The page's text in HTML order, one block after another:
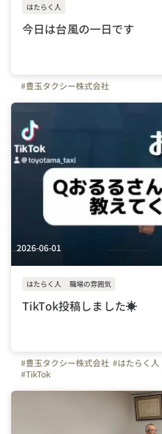
はたらく人
今日は台風の一日です
#豊玉タクシー株式会社
2026-06-01
はたらく人 職場の雰囲気
TikTok投稿しました☀
#豊玉タクシー株式会社 #はたらく人
#TikTok